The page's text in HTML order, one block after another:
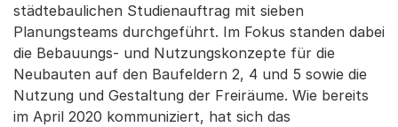
städtebaulichen Studienauftrag mit sieben
Planungsteams durchgeführt. Im Fokus standen dabei
die Bebauungs- und Nutzungskonzepte für die
Neubauten auf den Baufeldern 2, 4 und 5 sowie die
Nutzung und Gestaltung der Freiräume. Wie bereits
im April 2020 kommuniziert, hat sich das